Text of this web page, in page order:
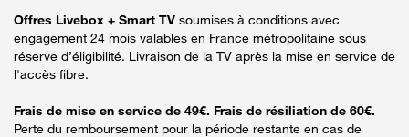
Offres Livebox + Smart TV soumises à conditions avec
engagement 24 mois valables en France métropolitaine sous
réserve d’éligibilité. Livraison de la TV après la mise en service de
l'accès fibre.
Frais de mise en service de 49€. Frais de résiliation de 60€.
Perte du remboursement pour la période restante en cas de